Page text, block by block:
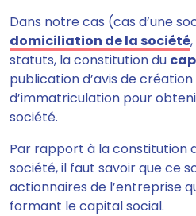
Dans notre cas (cas d’une
domiciliation de la société
statuts, la constitution du
publication d’avis de
d’immatriculation pour
société.
Par rapport à la constitution
société, il faut savoir que ce
actionnaires de l’entreprise
formant le capital social.